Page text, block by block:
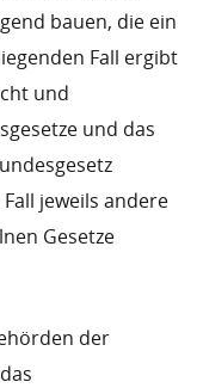
bauen, die ein
Fall ergibt
und
und das
jeweils andere
Gesetze
der